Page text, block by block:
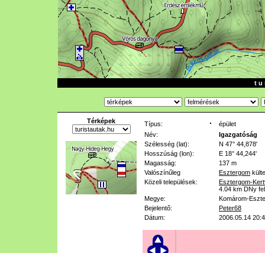
t u
Térképek Típus:
épület
Név:
Igazgatóság
Szélesség (lat):
N 47° 44,878'
Hosszúság (lon):
E 18° 44,244'
Magasság:
137 m
Valószínűleg
Esztergom
Közeli települések:
Esztergom-
4.04 km DNy
Megye:
Komárom-
Bejelentő:
Peter68
Dátum:
2006.05.14